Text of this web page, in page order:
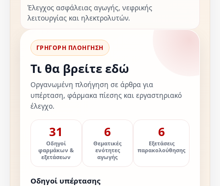
Έλεγχος ασφάλειας αγωγής, νεφρικής
λειτουργίας και ηλεκτρολυτών.
ΓΡΗΓΟΡΗ ΠΛΟΗΓΗΣΗ
Τι θα βρείτε εδώ
Οργανωμένη πλοήγηση σε άρθρα για
υπέρταση, φάρμακα πίεσης και εργαστηριακό
έλεγχο.
31
Οδηγοί
φαρμάκων &
εξετάσεων
6
Θεματικές
ενότητες
αγωγής
6
Εξετάσεις
παρακολούθησης
Οδηγοί υπέρτασης